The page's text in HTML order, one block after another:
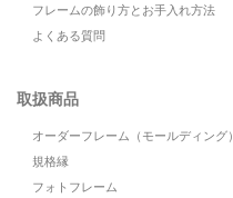
フレームの飾り方とお手入れ方法
よくある質問
取扱商品
オーダーフレーム（モールディング）
規格縁
フォトフレーム